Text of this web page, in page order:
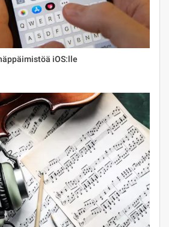
iOS:lle